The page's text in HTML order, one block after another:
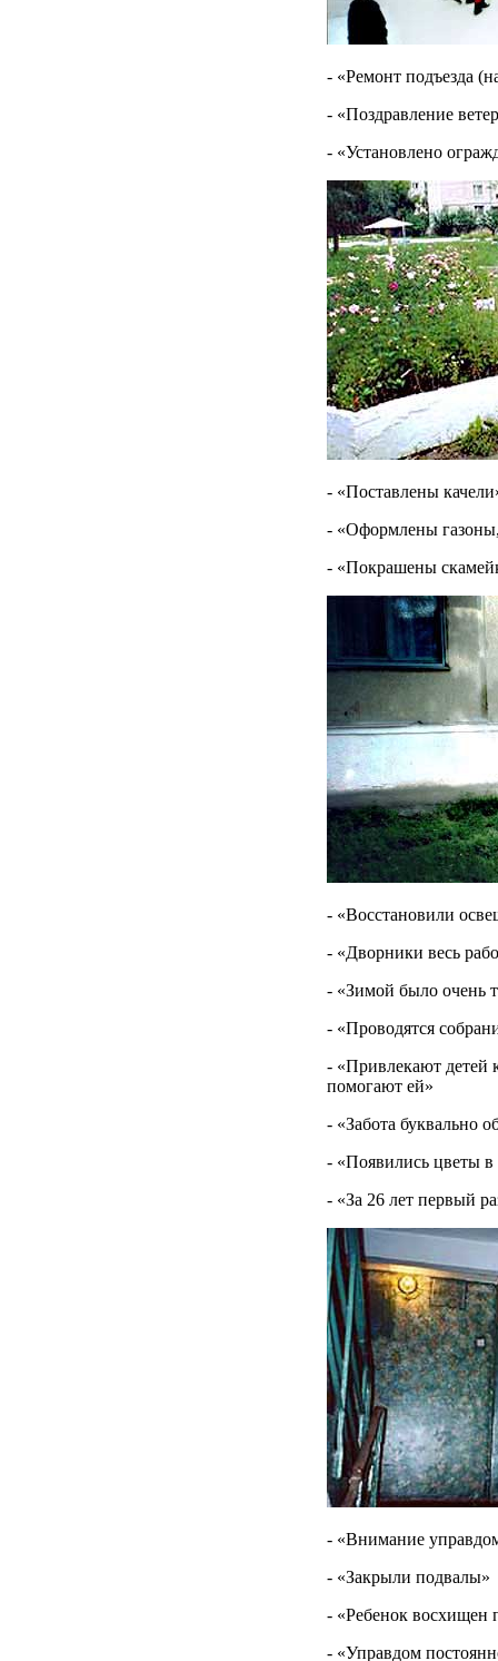
- «Ремонт подъезда
- «Поздравление
- «Установлено
- «Поставлены
- «Оформлены газоны,
- «Покрашены
- «Восстановили
- «Дворники весь
- «Зимой было очень
- «Проводятся
- «Привлекают детей
помогают ей»
- «Забота буквально
- «Появились цветы в
- «За 26 лет первый
- «Внимание
- «Закрыли подвалы»
- «Ребенок восхищен
- «Управдом